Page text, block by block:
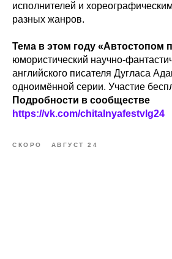
исполнителей и
разных жанров.
Тема в этом году «Автостопом
юмористический научно-
английского писателя Дугласа
одноимённой серии. Участие
Подробности в сообществе
https://vk.com/chitalnyafestvlg24
СКОРО АВГУСТ 24